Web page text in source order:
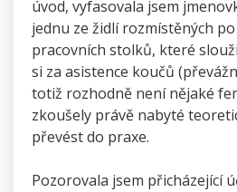
úvod, vyfasovala jsem
jednu ze židlí rozmístěných
pracovních stolků, které
si za asistence koučů
totiž rozhodně není nějaké
zkoušely právě nabyté
převést do praxe.
Pozorovala jsem přicházející